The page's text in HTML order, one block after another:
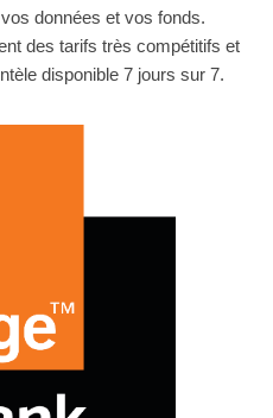
données et vos fonds.
des tarifs très compétitifs et
disponible 7 jours sur 7.